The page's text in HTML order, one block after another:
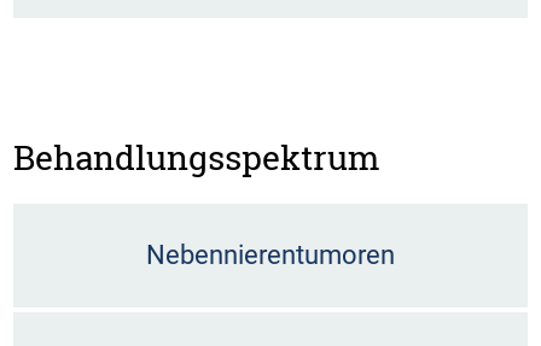
Behandlungsspektrum
Nebennierentumoren